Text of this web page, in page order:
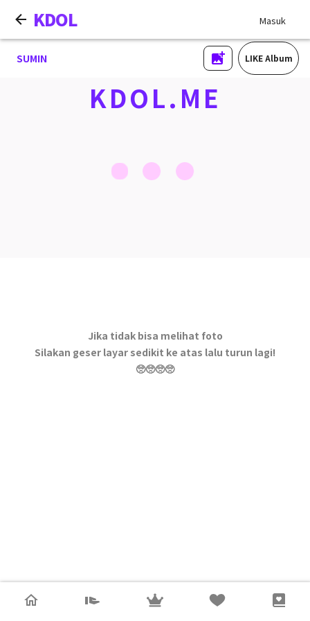
KDOL Masuk
SUMIN LIKE Album
KDOL.ME
Jika tidak bisa melihat foto
Silakan geser layar sedikit ke atas lalu turun lagi!
🥺🥺🥺🥺